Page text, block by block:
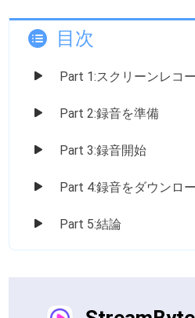
目次
Part 1:スクリーンレコ
Part 2:録音を準備
Part 3:録音開始
Part 4:録音をダウンロ
Part 5:結論